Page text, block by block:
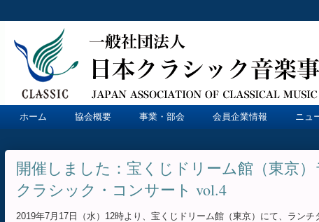
ホーム 協会概要 事業・部会 会員企業情報 ニュ
開催しました：宝くじドリーム館（東京）
クラシック・コンサート vol.4
2019年7月17日（水）12時より、宝くじドリーム館（東京）にて、ラン